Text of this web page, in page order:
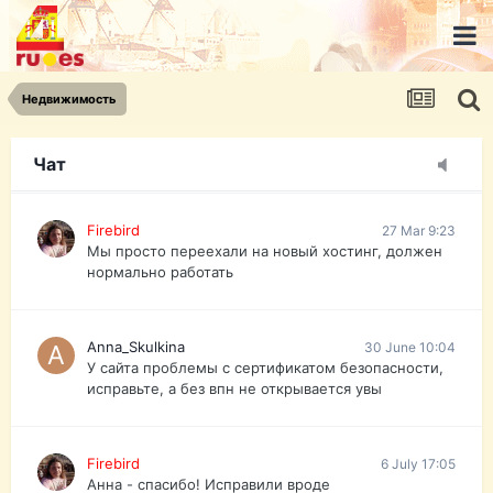
Недвижимость
Чат
urist.dokument@gmail.com
https://pasport-ua.com/
Телеграмм @uristpassua
Firebird
Друзья - из России без VPN сайт и форум
Firebird 27 Mar 9:23
Мы просто переехали на новый хостинг, должен
нормально работать
Anna_Skulkina 30 June 10:04
У сайта проблемы с сертификатом безопасности,
исправьте, а без впн не открывается увы
Firebird 6 July 17:05
Анна - спасибо! Исправили вроде